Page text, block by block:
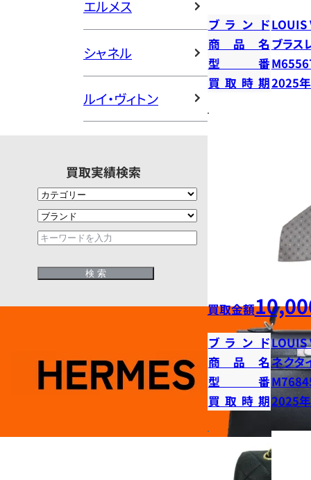
エルメス
シャネル
ルイ・ヴィトン
買取実績検索
ブランドLOUIS
商品名 ブラス
型番
買取時期2025
買取金額
ブランドLOUIS
商品名ネクタ
型番
買取時期2025